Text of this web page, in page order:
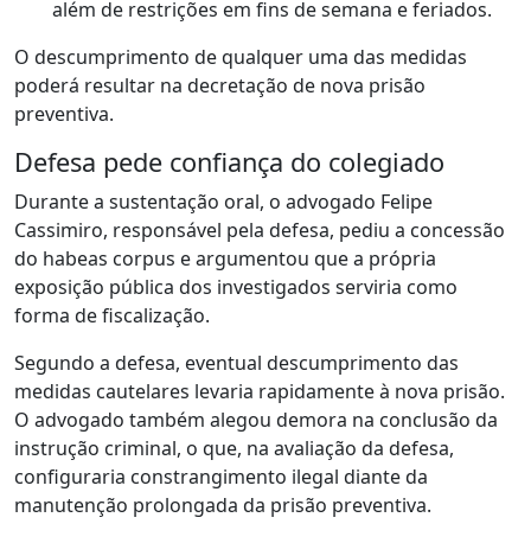
além de restrições em fins de semana e feriados.
O descumprimento de qualquer uma das medidas
poderá resultar na decretação de nova prisão
preventiva.
Defesa pede confiança do colegiado
Durante a sustentação oral, o advogado Felipe
Cassimiro, responsável pela defesa, pediu a concessão
do habeas corpus e argumentou que a própria
exposição pública dos investigados serviria como
forma de fiscalização.
Segundo a defesa, eventual descumprimento das
medidas cautelares levaria rapidamente à nova prisão.
O advogado também alegou demora na conclusão da
instrução criminal, o que, na avaliação da defesa,
configuraria constrangimento ilegal diante da
manutenção prolongada da prisão preventiva.